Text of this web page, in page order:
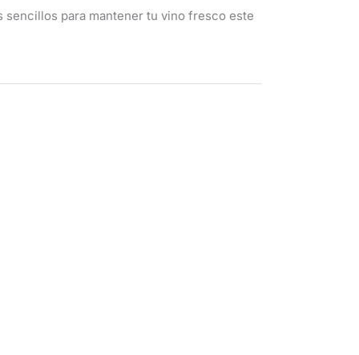
sencillos para mantener tu vino fresco este